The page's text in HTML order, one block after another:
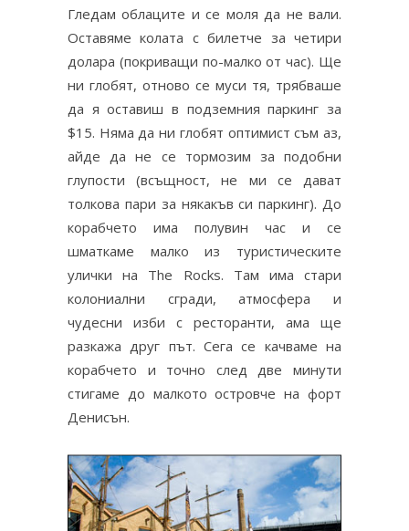
Гледам облаците и се моля да не вали.
Оставяме колата с билетче за четири
долара (покриващи по-малко от час). Ще
ни глобят, отново се муси тя, трябваше
да я оставиш в подземния паркинг за
$15. Няма да ни глобят оптимист съм аз,
айде да не се тормозим за подобни
глупости (всъщност, не ми се дават
толкова пари за някакъв си паркинг). До
корабчето има полувин час и се
шматкаме малко из туристическите
улички на The Rocks. Там има стари
колониални сгради, атмосфера и
чудесни изби с ресторанти, ама ще
разкажа друг път. Сега се качваме на
корабчето и точно след две минути
стигаме до малкото островче на форт
Денисън.